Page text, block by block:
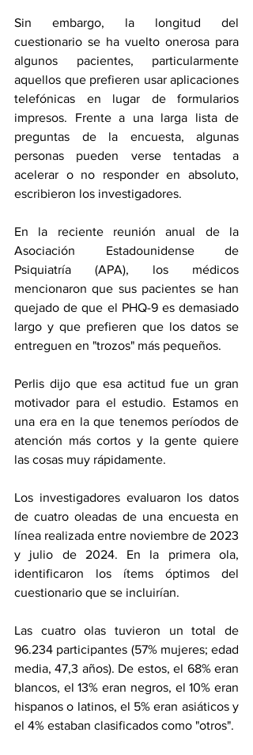
Sin embargo, la longitud del
cuestionario se ha vuelto onerosa para
algunos pacientes, particularmente
aquellos que prefieren usar aplicaciones
telefónicas en lugar de formularios
impresos. Frente a una larga lista de
preguntas de la encuesta, algunas
personas pueden verse tentadas a
acelerar o no responder en absoluto,
escribieron los investigadores.
En la reciente reunión anual de la
Asociación Estadounidense de
Psiquiatría (APA), los médicos
mencionaron que sus pacientes se han
quejado de que el PHQ-9 es demasiado
largo y que prefieren que los datos se
entreguen en "trozos" más pequeños.
Perlis dijo que esa actitud fue un gran
motivador para el estudio. Estamos en
una era en la que tenemos períodos de
atención más cortos y la gente quiere
las cosas muy rápidamente.
Los investigadores evaluaron los datos
de cuatro oleadas de una encuesta en
línea realizada entre noviembre de 2023
y julio de 2024. En la primera ola,
identificaron los ítems óptimos del
cuestionario que se incluirían.
Las cuatro olas tuvieron un total de
96.234 participantes (57% mujeres; edad
media, 47,3 años). De estos, el 68% eran
blancos, el 13% eran negros, el 10% eran
hispanos o latinos, el 5% eran asiáticos y
el 4% estaban clasificados como "otros".